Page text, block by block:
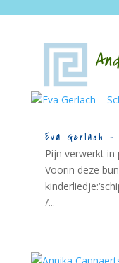
Eva Gerlach
Pijn verwerkt in
Voorin deze
/...